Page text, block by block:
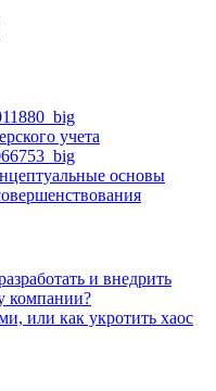
учета
основы
и внедрить
компании?
или как укротить хаос